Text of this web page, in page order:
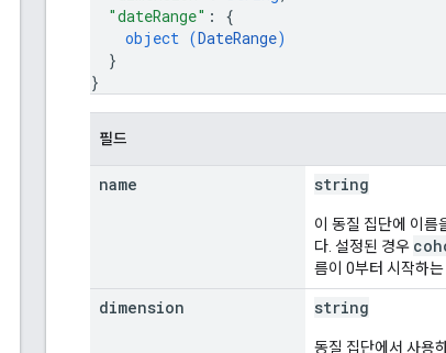
"dateRange" : {
object (DateRange)
}
}
필드
name string
이 동질 집단에 이름
다. 설정된 경우
름이 0부터 시작하는
dimension string
동질 집단에서 사용